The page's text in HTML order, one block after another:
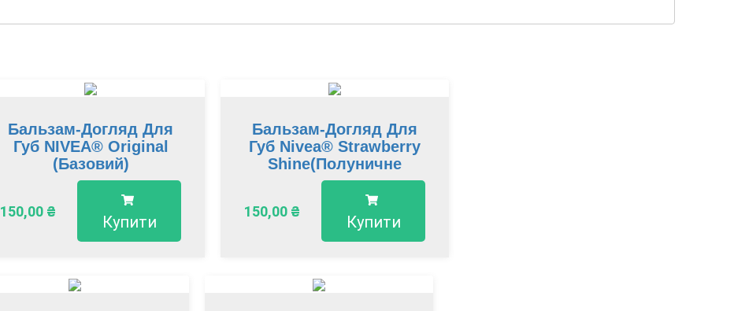
Бальзам-Догляд Для
Губ NIVEA® Original
(Базовий)
150,00 ₴
Купити
Бальзам-Догляд Для
Губ Nivea® Strawberry
Shine(Полуничне
Сяйво)
150,00 ₴
Купити